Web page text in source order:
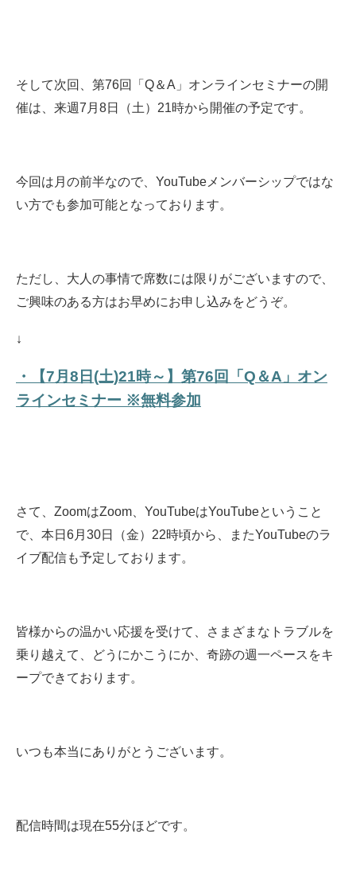
そして次回、第76回「Q＆A」オンラインセミナーの開
催は、来週7月8日（土）21時から開催の予定です。
今回は月の前半なので、YouTubeメンバーシップではな
い方でも参加可能となっております。
ただし、大人の事情で席数には限りがございますので、
ご興味のある方はお早めにお申し込みをどうぞ。
↓
・【7月8日(土)21時～】第76回「Q＆A」オン
ラインセミナー ※無料参加
さて、ZoomはZoom、YouTubeはYouTubeということ
で、本日6月30日（金）22時頃から、またYouTubeのラ
イブ配信も予定しております。
皆様からの温かい応援を受けて、さまざまなトラブルを
乗り越えて、どうにかこうにか、奇跡の週一ペースをキ
ープできております。
いつも本当にありがとうございます。
配信時間は現在55分ほどです。